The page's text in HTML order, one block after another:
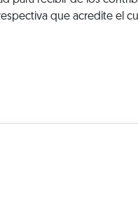
que acredite el